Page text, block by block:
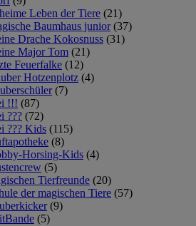
Leben der Tiere (21)
Baumhaus junior (37)
Drache Kokosnuss (31)
Major Tom (21)
Feuerfalke (12)
Hotzenplotz (4)
(7)
!!! (87)
??? (72)
??? Kids (115)
(8)
Horsing-Kids (4)
(5)
Tierfreunde (20)
der magischen Tiere (57)
(9)
(5)